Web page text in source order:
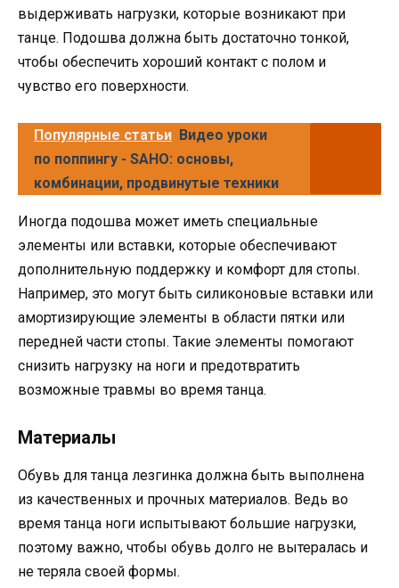
выдерживать нагрузки, которые возникают при
танце. Подошва должна быть достаточно тонкой,
чтобы обеспечить хороший контакт с полом и
чувство его поверхности.
Популярные статьи Видео уроки
по поппингу - SAHO: основы,
комбинации, продвинутые техники
Иногда подошва может иметь специальные
элементы или вставки, которые обеспечивают
дополнительную поддержку и комфорт для стопы.
Например, это могут быть силиконовые вставки или
амортизирующие элементы в области пятки или
передней части стопы. Такие элементы помогают
снизить нагрузку на ноги и предотвратить
возможные травмы во время танца.
Материалы
Обувь для танца лезгинка должна быть выполнена
из качественных и прочных материалов. Ведь во
время танца ноги испытывают большие нагрузки,
поэтому важно, чтобы обувь долго не вытералась и
не теряла своей формы.